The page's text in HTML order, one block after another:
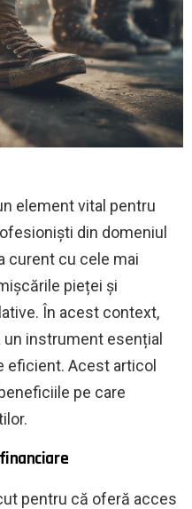
element vital pentru
din domeniul
curent cu cele mai
pieței și
În acest context,
un instrument esențial
eficient. Acest articol
pe care
pentru că oferă acces